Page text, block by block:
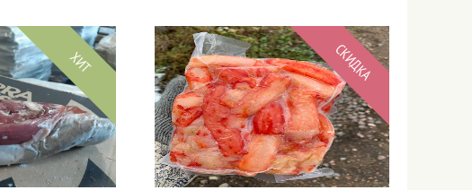
ХИТ СКИДКА